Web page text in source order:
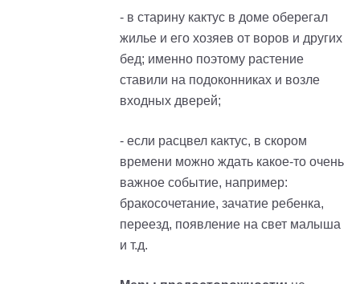
- в старину кактус в доме оберегал
жилье и его хозяев от воров и других
бед; именно поэтому растение
ставили на подоконниках и возле
входных дверей;
- если расцвел кактус, в скором
времени можно ждать какое-то очень
важное событие, например:
бракосочетание, зачатие ребенка,
переезд, появление на свет малыша
и т.д.